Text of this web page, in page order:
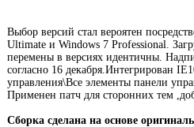
Выбор версий стал вероятен
Ultimate и Windows 7 Professional.
перемены в версиях идентичны.
согласно 16 декабря.Интегрирован
управления\Все элементы панели
Применен патч для сторонних тем
Сборка сделана на основе